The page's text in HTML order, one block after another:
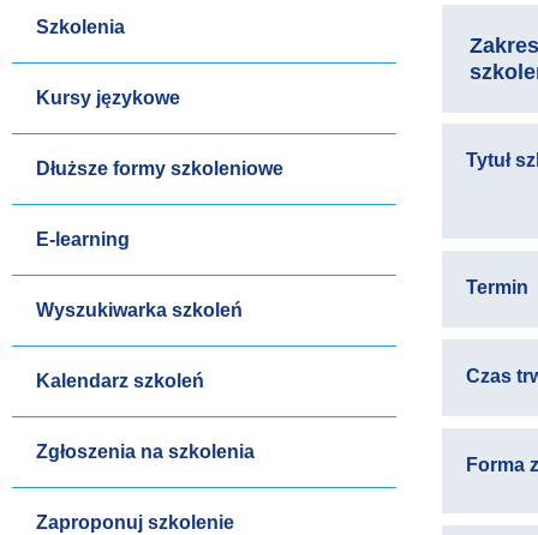
Szkolenia
Kursy językowe
Dłuższe formy szkoleniowe
E-learning
Wyszukiwarka szkoleń
Kalendarz szkoleń
Zgłoszenia na szkolenia
Zaproponuj szkolenie
Zakres
Tytuł
Termin
Czas
Forma